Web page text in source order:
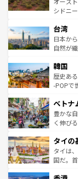
ならではの
情報は
文化や
人々、
ク、伝
ってい
はコンテ
シドニ
リアリ
ク）、
ど、見
いる。
ビング
い。オ
参照して
台湾
日本か
自然が
ン）、
と山間
驚きを
容にも
照して
韓国
歴史あ
-POPで
き、地
できる
まで、
リティ
覧を参
ベトナ
豊かな
く伸び
急速な
ーチミ
醸し出
タイの
タイは
国だ。